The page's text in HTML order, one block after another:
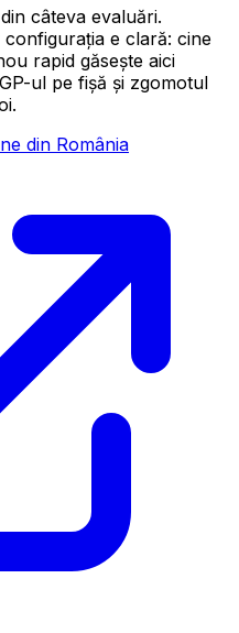
câteva evaluări.
e clară: cine
rapid găsește aici
ul pe fișă și zgomotul
din România